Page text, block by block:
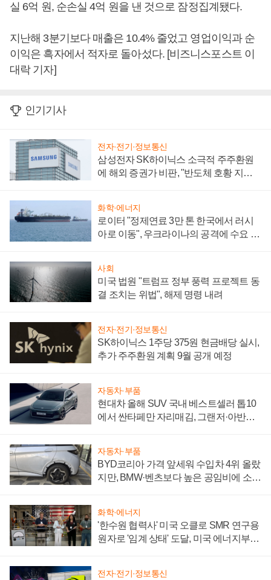
실 6억 원, 순손실 4억 원을 낸 것으로 잠정집계됐다.
지난해 3분기보다 매출은 10.4% 줄었고 영업이익과 순
이익은 흑자에서 적자로 돌아섰다. [비즈니스포스트 이
대락 기자]
인기기사
전자·전기·정보통신
삼성전자 SK하이닉스 소극적 주주환원
에 해외 증권가 비판, "반도체 호황 지속
화학·에너지
로이터 "정제연료 3만 톤 한국에서 러시
아로 이동", 우크라이나의 공격에 수요 늘
사회
미국 법원 "트럼프 정부 풍력 프로젝트 동
결 조치는 위법", 해제 명령 내려
전자·전기·정보통신
SK하이닉스 1주당 375원 현금배당 실시,
추가 주주환원 계획 9월 공개 예정
자동차·부품
현대차 올해 SUV 국내 베스트셀러 톱10
에서 싼타페만 자리매김, 그랜저·아반떼
자동차·부품
BYD코리아 가격 앞세워 수입차 4위 올랐
지만, BMW·벤츠보다 높은 공임비에 소비
화학·에너지
'한수원 협력사' 미국 오클로 SMR 연구용
원자로 '임계 상태' 도달, 미국 에너지부
전자·전기·정보통신